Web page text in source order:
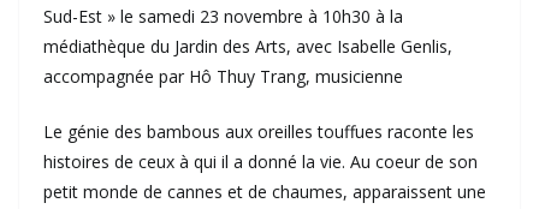
Sud-Est » le samedi 23 novembre à 10h30 à la
médiathèque du Jardin des Arts, avec Isabelle Genlis,
accompagnée par Hô Thuy Trang, musicienne
Le génie des bambous aux oreilles touffues raconte les
histoires de ceux à qui il a donné la vie. Au coeur de son
petit monde de cannes et de chaumes, apparaissent une